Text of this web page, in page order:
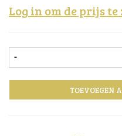
Log in om de prijs te
-
TOEVOEGEN